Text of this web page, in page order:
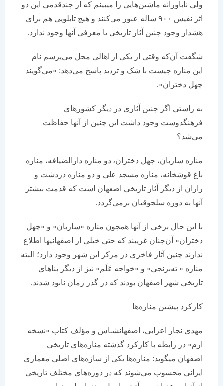
ولی ناباورانه ماشین‌هایی را می‎بینم که از چندقدمی این دو
اثر نفیس ۹۰۰ ساله عبور می‌کنند و هیچ تابلویی هم برای
هشدار وجود چنین آثار تاریخی یا معرفی آنها وجود ندارد.
شگفت آن‌که وقتی از یکی از اهالی محل می‌پرسم نام
این مناره چیست با شک و تردید پاسخ می‌دهد: «می‌گویند
چهل دختران».
به راستی اگر چنین آثاری در دیگر کشورهای
فرهنگ‎دوست وجود داشت این چنین از آنها حفاظت
می‌شد؟
مناره ساربان، چهل دختران، دو مناره دارالضیافه، مناره
باغ قوشخانه، مناره مسجد علی و دو مناره دردشت و
راران از دیگر آثار تاریخی اصفهان است که قدمت بیشتر
آنها به دوره سلجوقیان برمی‌گردد.
با این حال برخی از آنها همچون مناره «ساربان» و «چهل
دختران» آن‌چنان غریبند که حتی خیلی از اصفهانی‎ها اطلاع
ندارند چنین آثار فاخری در مرکز این شهر وجود دارد؛ البته
مناره « ته‌برنجی» و «خواجه عَلَم» نیز از دیگر بناهای
تاریخی شهر اصفهان بودند که در گذر زمان نابود شدند.
کارکرد پیشین مناره‌ها
مهدی نجار اعرابی، اصفهان‎شناس و مؤلف کتاب «نسخه
ارم» در رابطه با کارکرد گذشته مناره‌های تاریخی
اصفهان می‎گوید: مناره‌ها یکی از سازه‌های اصلی معماری
ایرانی محسوب می‌شوند که در دوره‌های مختلف تاریخی